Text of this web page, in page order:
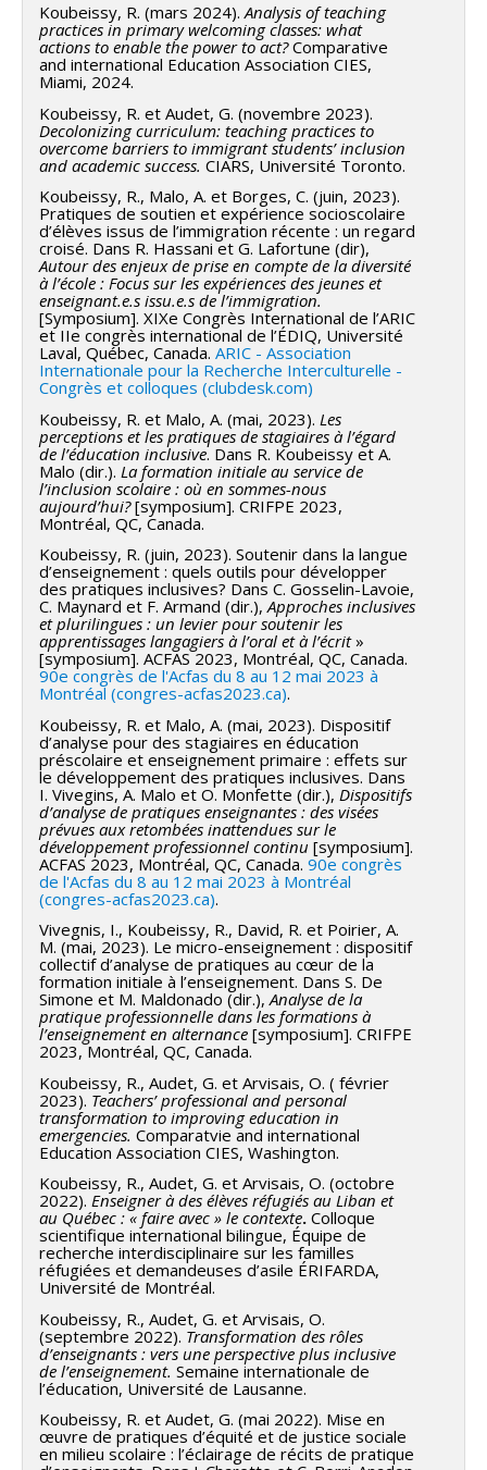
Koubeissy, R. (mars 2024).Analysis of teaching
practices in primary welcoming classes: what
actions to enable the power to act?Comparative
and international Education Association CIES,
Miami, 2024.
Koubeissy, R. et Audet, G. (novembre 2023).
Decolonizing curriculum: teaching practices to
overcome barriers to immigrant students’ inclusion
and academic success. CIARS, Université Toronto.
Koubeissy, R., Malo, A. et Borges, C. (juin, 2023).
Pratiques de soutien et expérience socioscolaire
d’élèves issus de l’immigration récente : un regard
croisé. Dans R. Hassani et G. Lafortune (dir),
Autour des enjeux de prise en compte de la diversité
à l’école : Focus sur les expériences des jeunes et
enseignant.e.s issu.e.s de l’immigration.
[Symposium]. XIXe Congrès International de l’ARIC
et IIe congrès international de l’ÉDIQ, Université
Laval, Québec, Canada. ARIC - Association
Internationale pour la Recherche Interculturelle -
Congrès et colloques (clubdesk.com)
Koubeissy, R. et Malo, A. (mai, 2023). Les
perceptions et les pratiques de stagiaires à l’égard
de l’éducation inclusive. Dans R. Koubeissy et A.
Malo (dir.). La formation initiale au service de
l’inclusion scolaire : où en sommes-nous
aujourd’hui?[symposium]. CRIFPE 2023,
Montréal, QC, Canada.
Koubeissy, R. (juin, 2023). Soutenir dans la langue
d’enseignement : quels outils pour développer
des pratiques inclusives? Dans C. Gosselin-Lavoie,
C. Maynard et F. Armand (dir.),Approches inclusives
et plurilingues : un levier pour soutenir les
apprentissages langagiers à l’oral et à l’écrit»
[symposium]. ACFAS 2023, Montréal, QC, Canada.
90e congrès de l'Acfas du 8 au 12 mai 2023 à
Montréal (congres-acfas2023.ca).
Koubeissy, R. et Malo, A. (mai, 2023). Dispositif
d’analyse pour des stagiaires en éducation
préscolaire et enseignement primaire : effets sur
le développement des pratiques inclusives. Dans
I. Vivegins, A. Malo et O. Monfette (dir.), Dispositifs
d’analyse de pratiques enseignantes : des visées
prévues aux retombées inattendues sur le
développement professionnel continu [symposium].
ACFAS 2023, Montréal, QC, Canada. 90e congrès
de l'Acfas du 8 au 12 mai 2023 à Montréal
(congres-acfas2023.ca).
Vivegnis, I., Koubeissy, R., David, R. et Poirier, A.
M. (mai, 2023). Le micro-enseignement : dispositif
collectif d’analyse de pratiques au cœur de la
formation initiale à l’enseignement. Dans S. De
Simone et M. Maldonado (dir.),Analyse de la
pratique professionnelle dans les formations à
l’enseignement en alternance [symposium]. CRIFPE
2023, Montréal, QC, Canada.
Koubeissy, R., Audet, G. et Arvisais, O. ( février
2023). Teachers’ professional and personal
transformation to improving education in
emergencies. Comparatvie and international
Education Association CIES, Washington.
Koubeissy, R., Audet, G. et Arvisais, O. (octobre
2022). Enseigner à des élèves réfugiés au Liban et
au Québec : « faire avec » le contexte. Colloque
scientifique international bilingue, Équipe de
recherche interdisciplinaire sur les familles
réfugiées et demandeuses d’asile ÉRIFARDA,
Université de Montréal.
Koubeissy, R., Audet, G. et Arvisais, O.
(septembre 2022). Transformation des rôles
d’enseignants : vers une perspective plus inclusive
de l’enseignement. Semaine internationale de
l’éducation, Université de Lausanne.
Koubeissy, R. et Audet, G. (mai 2022). Mise en
œuvre de pratiques d’équité et de justice sociale
en milieu scolaire : l’éclairage de récits de pratique